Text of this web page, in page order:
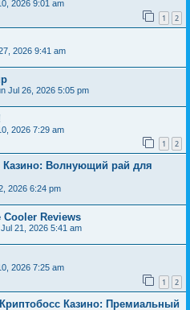
2026 9:01 am
1 2
2026 9:41 am
Jul 26, 2026 5:05 pm
2026 7:29 am
1 2
Казино: Волнующий рай для
2026 6:24 pm
Reviews
21, 2026 5:41 am
2026 7:25 am
1 2
Казино: Премиальный